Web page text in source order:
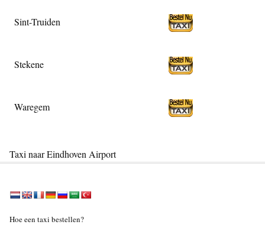
Sint-Truiden
Stekene
Waregem
Taxi naar Eindhoven Airport
Hoe een taxi bestellen?